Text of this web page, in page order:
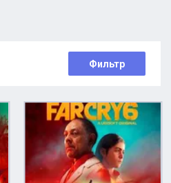
Фильтр